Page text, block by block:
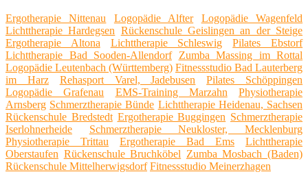
Ergotherapie Nittenau Logopädie Alfter
Logopädie Wagenfeld
Lichttherapie Hardegsen Rückenschule Geislingen an der Steige
Ergotherapie Altona
Lichttherapie Schleswig
Pilates Ebstorf
Lichttherapie Bad Sooden-Allendorf
Zumba Massing im Rottal
Logopädie Leutenbach (Württemberg) Fitnessstudio Bad Lauterberg
im Harz
Rehasport Varel, Jadebusen
Pilates Schöppingen
Logopädie Grafenau
EMS-Training Marzahn
Physiotherapie
Arnsberg Schmerztherapie Bünde Lichttherapie Heidenau, Sachsen
Rückenschule Bredstedt Ergotherapie Buggingen Schmerztherapie
Iserlohnerheide
Schmerztherapie Neukloster, Mecklenburg
Physiotherapie Trittau
Ergotherapie Bad Ems
Lichttherapie
Oberstaufen Rückenschule Bruchköbel Zumba Mosbach (Baden)
Rückenschule Mittelherwigsdorf Fitnessstudio Meinerzhagen